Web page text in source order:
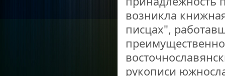
возникла
писцах",
рукописи